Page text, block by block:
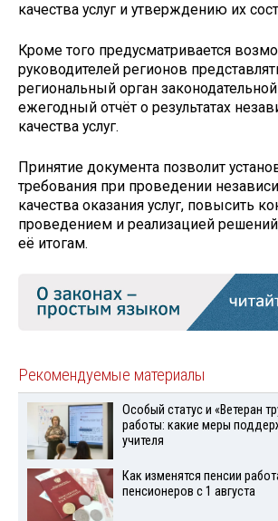
качества услуг и утверждению их
Кроме того предусматривается
руководителей регионов
региональный орган
ежегодный отчёт о результатах
качества услуг.
Принятие документа позволит
требования при проведении
качества оказания услуг, повысить
проведением и реализацией
её итогам.
Рекомендуемые материалы
Особый статус и «Ветеран
работы: какие меры
учителя
Как изменятся пенсии
пенсионеров с 1 августа